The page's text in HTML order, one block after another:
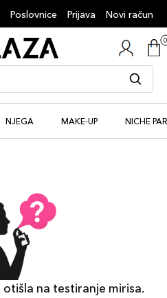
Poslovnice Prijava Novi račun
NJEGA MAKE-UP NICHE
na testiranje mirisa.